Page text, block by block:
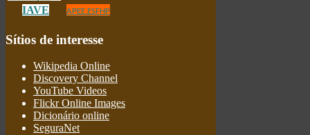
IAVE APEE.ESFHP
Sítios de interesse
Wikipedia Online
Discovery Channel
YouTube Videos
Flickr Online Images
Dicionário online
SeguraNet